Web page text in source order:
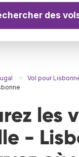
des
Vol pour
les
-